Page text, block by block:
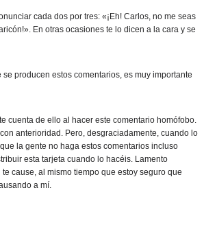
cada dos por tres: «¡Eh! Carlos, no me seas
En otras ocasiones te lo dicen a la cara y se
producen estos comentarios, es muy importante
cuenta de ello al hacer este comentario homófobo.
anterioridad. Pero, desgraciadamente, cuando lo
la gente no haga estos comentarios incluso
esta tarjeta cuando lo hacéis. Lamento
cause, al mismo tiempo que estoy seguro que
a mí.